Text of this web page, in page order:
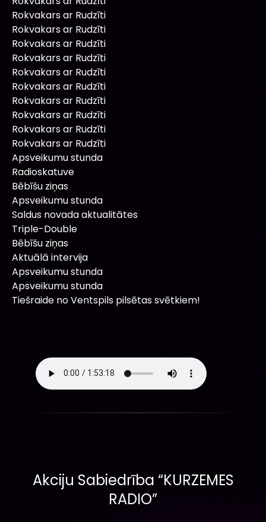
Rokvakars ar Rudzīti
Rokvakars ar Rudzīti
Rokvakars ar Rudzīti
Rokvakars ar Rudzīti
Rokvakars ar Rudzīti
Rokvakars ar Rudzīti
Rokvakars ar Rudzīti
Rokvakars ar Rudzīti
Rokvakars ar Rudzīti
Rokvakars ar Rudzīti
Apsveikumu stunda
Radioskatuve
Bēbīšu ziņas
Apsveikumu stunda
Saldus novada aktualitātes
Triple-Double
Bēbīšu ziņas
Aktuālā intervija
Apsveikumu stunda
Apsveikumu stunda
Tiešraide no Ventspils pilsētas svētkiem!
Akciju Sabiedrība “KURZEMES
RADIO”